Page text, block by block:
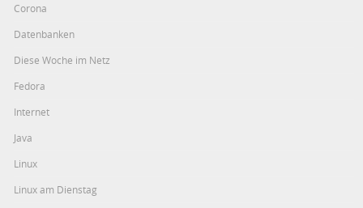
Corona
Datenbanken
Diese Woche im Netz
Fedora
Internet
Java
Linux
Linux am Dienstag